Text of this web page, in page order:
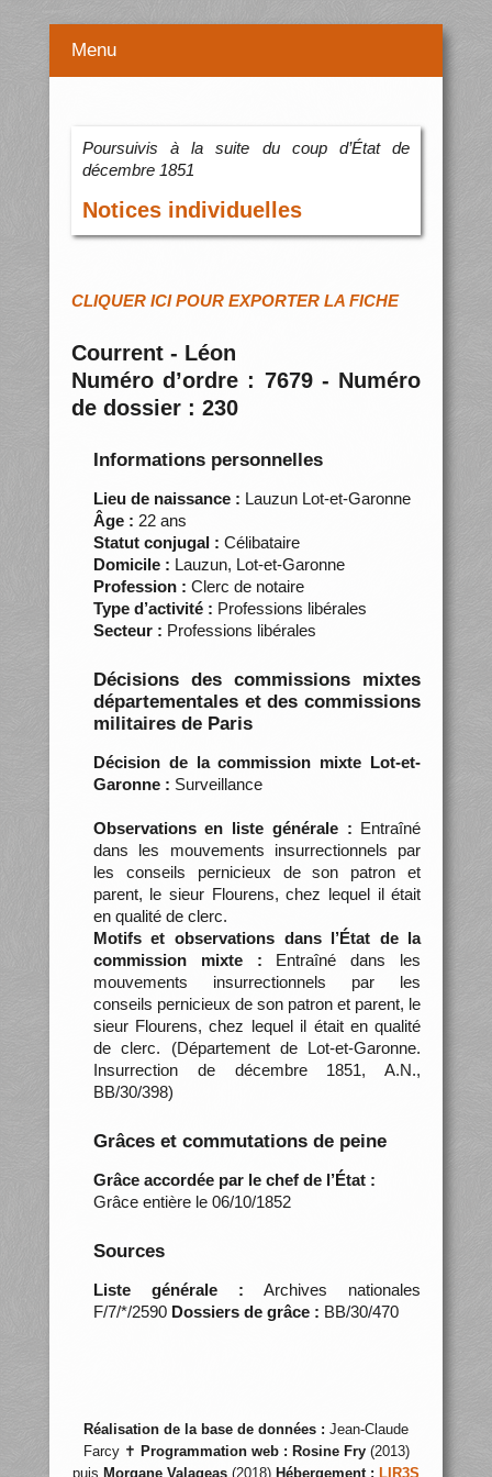
Menu
Poursuivis à la suite du coup d’État de
décembre 1851
Notices individuelles
CLIQUER ICI POUR EXPORTER LA FICHE
Courrent - Léon
Numéro d’ordre : 7679 - Numéro
de dossier : 230
Informations personnelles
Lieu de naissance : Lauzun Lot-et-Garonne
Âge : 22 ans
Statut conjugal : Célibataire
Domicile : Lauzun, Lot-et-Garonne
Profession : Clerc de notaire
Type d’activité : Professions libérales
Secteur : Professions libérales
Décisions des commissions mixtes
départementales et des commissions
militaires de Paris
Décision de la commission mixte Lot-et-
Garonne : Surveillance
Observations en liste générale : Entraîné
dans les mouvements insurrectionnels par
les conseils pernicieux de son patron et
parent, le sieur Flourens, chez lequel il était
en qualité de clerc.
Motifs et observations dans l’État de la
commission mixte : Entraîné dans les
mouvements insurrectionnels par les
conseils pernicieux de son patron et parent, le
sieur Flourens, chez lequel il était en qualité
de clerc. (Département de Lot-et-Garonne.
Insurrection de décembre 1851, A.N.,
BB/30/398)
Grâces et commutations de peine
Grâce accordée par le chef de l’État :
Grâce entière le 06/10/1852
Sources
Liste générale : Archives nationales
F/7/*/2590 Dossiers de grâce : BB/30/470
Réalisation de la base de données : Jean-Claude
Farcy ✝ Programmation web : Rosine Fry(2013)
puis Morgane Valageas (2018) Hébergement : LIR3S